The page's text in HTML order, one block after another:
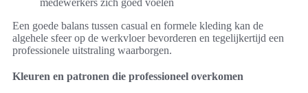
medewerkers zich goed voelen
Een goede balans tussen casual en formele kleding kan de
algehele sfeer op de werkvloer bevorderen en tegelijkertijd een
professionele uitstraling waarborgen.
Kleuren en patronen die professioneel overkomen